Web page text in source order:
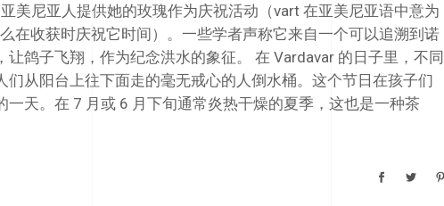
美尼亚人提供她的玫瑰作为庆祝活动（vart 在亚美尼亚语中意为
在收获时庆祝它时间）。一些学者声称它来自一个可以追溯到诺
鸽子飞翔，作为纪念洪水的象征。 在 Vardavar 的日子里，不同
从阳台上往下面走的毫无戒心的人倒水桶。这个节日在孩子们
天。在 7 月或 6 月下旬通常炎热干燥的夏季，这也是一种茶